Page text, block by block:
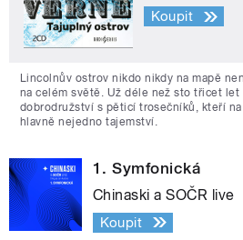
Koupit
Lincolnův ostrov nikdo nikdy na mapě
na celém světě. Už déle než sto třicet let
dobrodružství s pěticí trosečníků, kteří
hlavně nejedno tajemství.
1. Symfonická
Chinaski a SOČR live
Koupit